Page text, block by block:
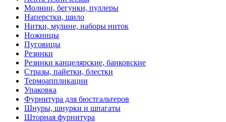
Молнии, бегунки, пуллеры
Наперстки, шило
Нитки, мулине, наборы ниток
Ножницы
Пуговицы
Резинки
Резинки канцелярские, банковские
Стразы, пайетки, блестки
Термоаппликации
Упаковка
Фурнитура для бюстгальтеров
Шнуры, шнурки и шпагаты
Шторная фурнитура